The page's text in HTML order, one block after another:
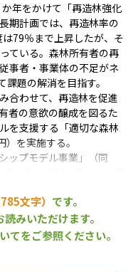
年をかけて「再造林強化
期計画では、再造林率の
79％まで上昇したが、そ
ている。森林所有者の再
事者・事業体の不足がネ
題の解消を目指す。
合わせて、再造林を促進
者の意欲の醸成を図るた
を支援する「適切な森林
を実施する。
ップモデル事業」（同
いる。
体による再造林推進モデ
①新規参入推進、②継続実
文字） です。
みいただけます。
てをご参照ください。